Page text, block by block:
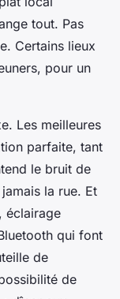
tout. Pas
Certains lieux
pour un
Les meilleures
parfaite, tant
le bruit de
la rue. Et
, éclairage
qui font
de
de